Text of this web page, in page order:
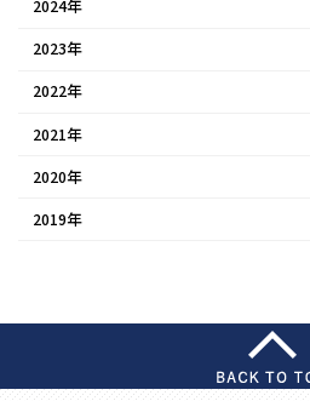
2024年
2023年
2022年
2021年
2020年
2019年